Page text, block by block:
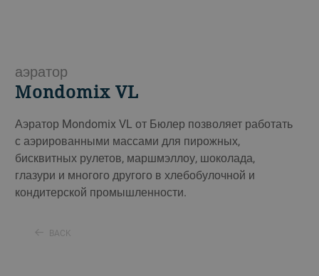
аэратор
Mondomix VL
Аэратор Mondomix VL от Бюлер позволяет работать
с аэрированными массами для пирожных,
бисквитных рулетов, маршмэллоу, шоколада,
глазури и многого другого в хлебобулочной и
кондитерской промышленности.
BACK